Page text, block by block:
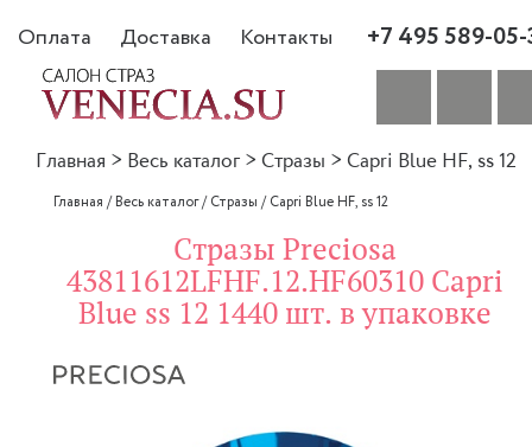
Оплата Доставка Контакты +7 495 589-
Главная > Весь каталог > Стразы > Capri Blue HF, ss 12
Главная /Весь каталог/Стразы /Capri Blue HF, ss 12
Стразы Preciosa
43811612LFHF.12.HF60310 Capri
Blue ss 12 1440 шт. в упаковке